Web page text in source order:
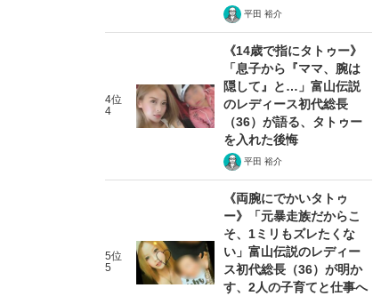
平田 裕介
4位
4
《14歳で指にタトゥー》
「息子から『ママ、腕は
隠して』と…」富山伝説
のレディース初代総長
（36）が語る、タトゥー
を入れた後悔
平田 裕介
5位
5
《両腕にでかいタトゥ
ー》「元暴走族だからこ
そ、1ミリもズレたくな
い」富山伝説のレディー
ス初代総長（36）が明か
す、2人の子育てと仕事へ